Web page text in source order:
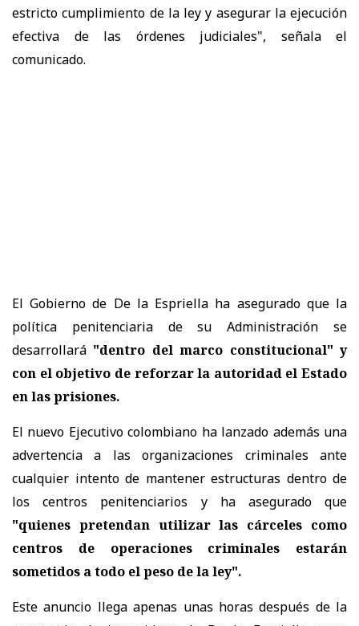
estricto cumplimiento de la ley y asegurar la ejecución
efectiva de las órdenes judiciales", señala el
comunicado.
El Gobierno de De la Espriella ha asegurado que la
política penitenciaria de su Administración se
desarrollará "dentro del marco constitucional" y
con el objetivo de reforzar la autoridad el Estado
en las prisiones.
El nuevo Ejecutivo colombiano ha lanzado además una
advertencia a las organizaciones criminales ante
cualquier intento de mantener estructuras dentro de
los centros penitenciarios y ha asegurado que
"quienes pretendan utilizar las cárceles como
centros de operaciones criminales estarán
sometidos a todo el peso de la ley".
Este anuncio llega apenas unas horas después de la